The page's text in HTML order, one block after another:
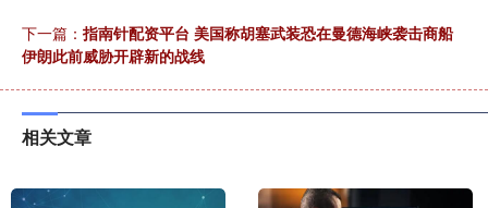
下一篇： 指南针配资平台 美国称胡塞武装恐在曼德海峡袭击商船
伊朗此前威胁开辟新的战线
相关文章